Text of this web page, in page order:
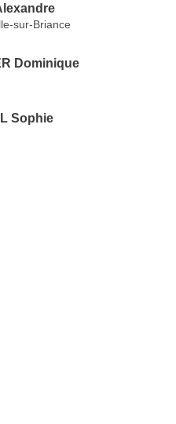
sur-Briance
Dominique
Sophie